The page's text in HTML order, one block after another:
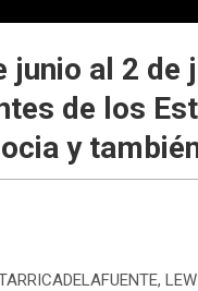
al 2
de los
y